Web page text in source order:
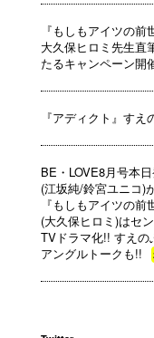
『もしもアイツの
大久保ヒロミ先生直
たるキャンペーン開
『アディクト』す
BE・LOVE8月号本
(江坂純/鈴宮ユニコ)
『もしもアイツの
(大久保ヒロミ)はセ
TVドラマ化!! すえの
アングルトークも!!